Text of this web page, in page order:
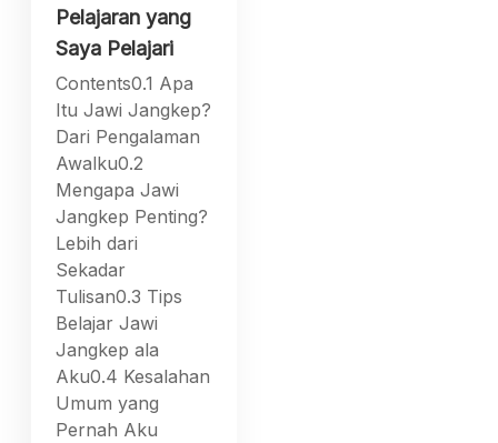
Pelajaran yang
Saya Pelajari
Contents0.1 Apa
Itu Jawi Jangkep?
Dari Pengalaman
Awalku0.2
Mengapa Jawi
Jangkep Penting?
Lebih dari
Sekadar
Tulisan0.3 Tips
Belajar Jawi
Jangkep ala
Aku0.4 Kesalahan
Umum yang
Pernah Aku